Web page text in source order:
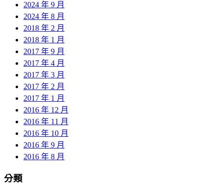
2024 年 9 月
2024 年 8 月
2018 年 2 月
2018 年 1 月
2017 年 9 月
2017 年 4 月
2017 年 3 月
2017 年 2 月
2017 年 1 月
2016 年 12 月
2016 年 11 月
2016 年 10 月
2016 年 9 月
2016 年 8 月
分類